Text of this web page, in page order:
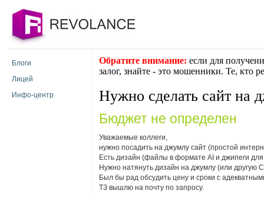
Блоги
Лицей
Инфо-центр
Обратите внимание: если для
залог, знайте - это мошенники. Те, кто
Нужно сделать сайт на
Бюджет не определен
Уважаемые коллеги,
нужно посадить на джумлу сайт (простой
Есть дизайн (файлы в формате AI и джипеги
Нужно натянуть дизайн на джумлу (или другую
Был бы рад обсудить цену и сроки с
ТЗ вышлю на почту по запросу.